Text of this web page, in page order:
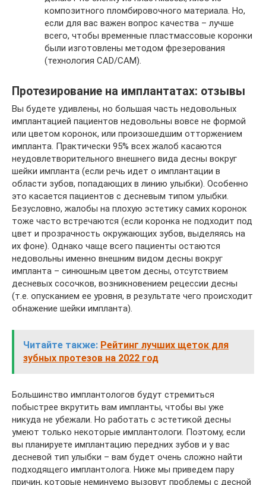
композитного пломбировочного материала. Но,
если для вас важен вопрос качества – лучше
всего, чтобы временные пластмассовые коронки
были изготовлены методом фрезерования
(технология CAD/CAM).
Протезирование на имплантатах: отзывы
Вы будете удивлены, но большая часть недовольных
имплантацией пациентов недовольны вовсе не формой
или цветом коронок, или произошедшим отторжением
импланта. Практически 95% всех жалоб касаются
неудовлетворительного внешнего вида десны вокруг
шейки импланта (если речь идет о имплантации в
области зубов, попадающих в линию улыбки). Особенно
это касается пациентов с десневым типом улыбки.
Безусловно, жалобы на плохую эстетику самих коронок
тоже часто встречаются (если коронка не подходит под
цвет и прозрачность окружающих зубов, выделяясь на
их фоне). Однако чаще всего пациенты остаются
недовольны именно внешним видом десны вокруг
импланта – синюшным цветом десны, отсутствием
десневых сосочков, возникновением рецессии десны
(т.е. опусканием ее уровня, в результате чего происходит
обнажение шейки импланта).
Читайте также: Рейтинг лучших щеток для
зубных протезов на 2022 год
Большинство имплантологов будут стремиться
побыстрее вкрутить вам импланты, чтобы вы уже
никуда не убежали. Но работать с эстетикой десны
умеют только некоторые имплантологи. Поэтому, если
вы планируете имплантацию передних зубов и у вас
десневой тип улыбки – вам будет очень сложно найти
подходящего имплантолога. Ниже мы приведем пару
причин, которые неминуемо вызовут проблемы с десной